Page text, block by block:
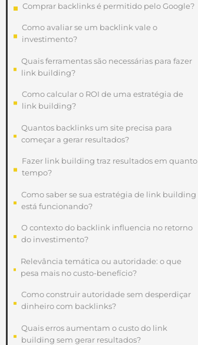
Comprar backlinks é permitido pelo Google?
Como avaliar se um backlink vale o
investimento?
Quais ferramentas são necessárias para fazer
link building?
Como calcular o ROI de uma estratégia de
link building?
Quantos backlinks um site precisa para
começar a gerar resultados?
Fazer link building traz resultados em quanto
tempo?
Como saber se sua estratégia de link building
está funcionando?
O contexto do backlink influencia no retorno
do investimento?
Relevância temática ou autoridade: o que
pesa mais no custo-benefício?
Como construir autoridade sem desperdiçar
dinheiro com backlinks?
Quais erros aumentam o custo do link
building sem gerar resultados?